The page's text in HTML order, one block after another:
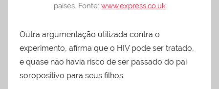
países. Fonte: www.express.co.uk
Outra argumentação utilizada contra o
experimento, afirma que o HIV pode ser tratado,
e quase não havia risco de ser passado do pai
soropositivo para seus filhos.